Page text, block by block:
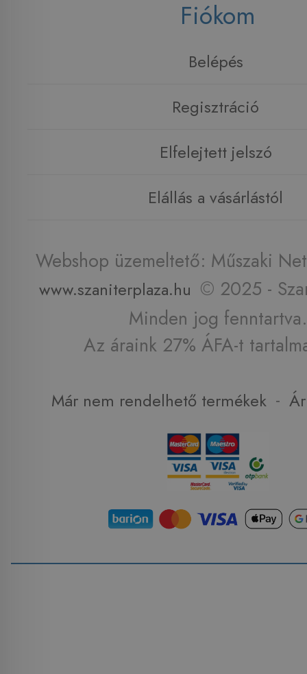
Fiókom
Belépés
Regisztráció
Elfelejtett jelszó
Elállás a vásárlástól
Webshop üzemeltető: Műszaki
www.szaniterplaza.hu © 2025 -
Minden jog fenntartva.
Az áraink 27% ÁFA-t
Már nem rendelhető termékek -